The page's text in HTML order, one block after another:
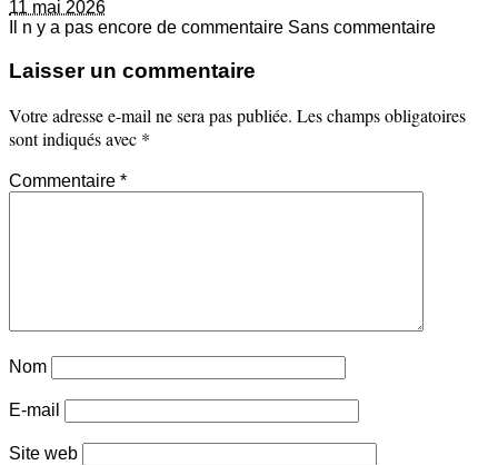
11 mai 2026
Il n y a pas encore de commentaire Sans commentaire
Laisser un commentaire
Votre adresse e-mail ne sera pas publiée. Les champs obligatoires
sont indiqués avec *
Commentaire *
Nom
E-mail
Site web